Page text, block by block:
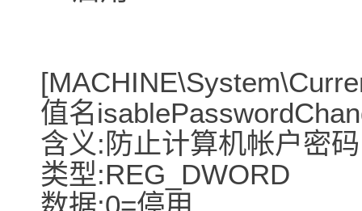
值名
含义:防止计算机帐户密
类型:REG_DWORD